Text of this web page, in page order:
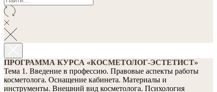
ПРОГРАММА КУРСА «КОСМЕТОЛОГ-ЭСТЕТИСТ»
Тема 1. Введение в профессию. Правовые аспекты работы
косметолога. Оснащение кабинета. Материалы и
инструменты. Внешний вид косметолога. Психология